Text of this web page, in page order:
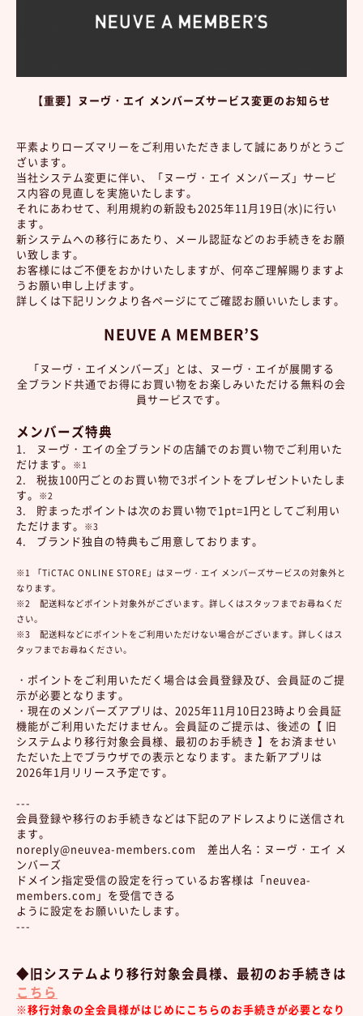
【重要】ヌーヴ・エイ メンバーズサービス変更のお知らせ
平素よりローズマリーをご利用いただきまして誠にありがとうご
ざいます。
当社システム変更に伴い、「ヌーヴ・エイ メンバーズ」サービ
ス内容の見直しを実施いたします。
それにあわせて、利用規約の新設も2025年11月19日(水)に行い
ます。
新システムへの移行にあたり、メール認証などのお手続きをお願
い致します。
お客様にはご不便をおかけいたしますが、何卒ご理解賜りますよ
うお願い申し上げます。
詳しくは下記リンクより各ページにてご確認お願いいたします。
NEUVE A MEMBER’S
「ヌーヴ・エイメンバーズ」とは、ヌーヴ・エイが展開する
全ブランド共通でお得にお買い物をお楽しみいただける無料の会
員サービスです。
メンバーズ特典
1. ヌーヴ・エイの全ブランドの店舗でのお買い物でご利用いた
だけます。
※1
2. 税抜100円ごとのお買い物で3ポイントをプレゼントいたしま
す。
※2
3. 貯まったポイントは次のお買い物で1pt=1円としてご利用い
ただけます。
※3
4. ブランド独自の特典もご用意しております。
※1 「TiCTAC ONLINE STORE」はヌーヴ・エイ メンバーズサービスの対象外と
なります。
※2 配送料などポイント対象外がございます。詳しくはスタッフまでお尋ねくだ
さい。
※3 配送料などにポイントをご利用いただけない場合がございます。詳しくはス
タッフまでお尋ねください。
・ポイントをご利用いただく場合は会員登録及び、会員証のご提
示が必要となります。
・現在のメンバーズアプリは、2025年11月10日23時より会員証
機能がご利用いただけません。会員証のご提示は、後述の【 旧
システムより移行対象会員様、最初のお手続き 】をお済ませい
ただいた上でブラウザでの表示となります。また新アプリは
2026年1月リリース予定です。
---
会員登録や移行のお手続きなどは下記のアドレスよりに送信され
ます。
noreply@neuvea-members.com 差出人名：ヌーヴ・エイ メ
ンバーズ
ドメイン指定受信の設定を行っているお客様は「neuvea-
members.com」を受信できる
ように設定をお願いいたします。
---
◆旧システムより移行対象会員様、最初のお手続きは
こちら
※移行対象の全会員様がはじめにこちらのお手続きが必要となり